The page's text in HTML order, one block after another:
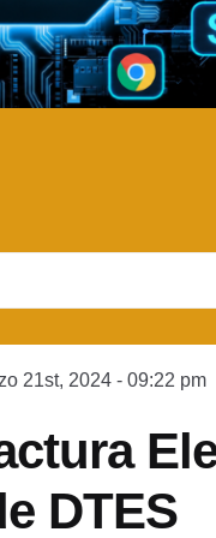
21st, 2024 - 09:22 pm
DTES